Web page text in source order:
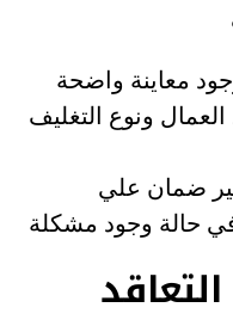
معاينة واضحة
ونوع التغليف
ضمان علي
في حالة وجود مشكلة